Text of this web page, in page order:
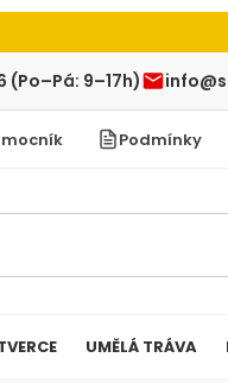
(Po–Pá: 9–17h)
Podmínky
UMĚLÁ TRÁVA